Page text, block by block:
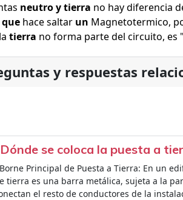
neutro y tierra no hay diferencia
que hace saltar un Magnetotermico,
la tierra no forma parte del circuito, es
y respuestas
se coloca la puesta a
Principal de Puesta a Tierra: En un
tierra es una barra metálica, sujeta a la
el resto de conductores de la